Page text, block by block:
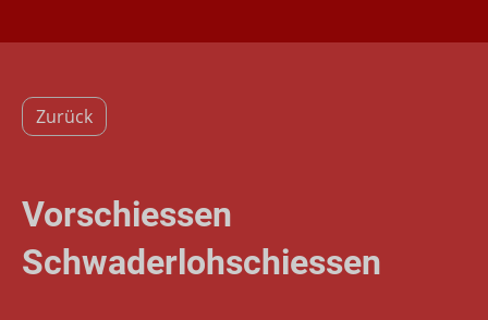
Zurück
Vorschiessen
Schwaderlohschiessen